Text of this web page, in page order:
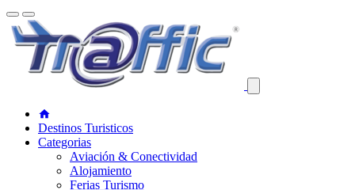
Destinos Turisticos
Categorias
Aviación & Conectividad
Alojamiento
Ferias Turismo